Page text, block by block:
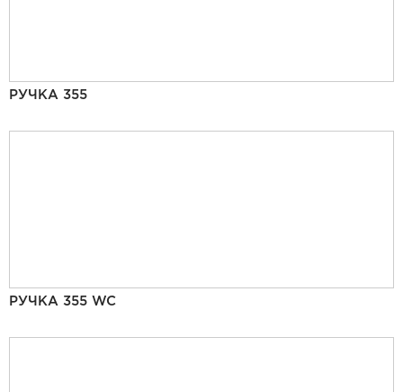
РУЧКА 355
РУЧКА 355 WC